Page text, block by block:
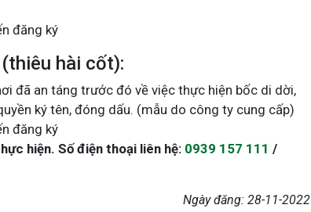
đăng ký
hài cốt):
đã an táng trước đó về việc thực hiện bốc di dời,
ký tên, đóng dấu. (mẫu do công ty cung cấp)
đăng ký
hiện. Số điện thoại liên hệ: 0939 157 111 /
Ngày đăng: 28-11-2022